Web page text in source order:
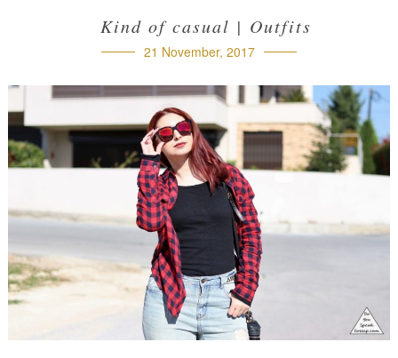
Kind of casual | Outfits
21 November, 2017